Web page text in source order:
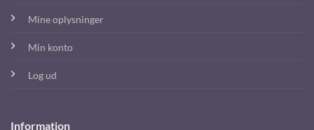
Mine oplysninger
Min konto
Log ud
Information